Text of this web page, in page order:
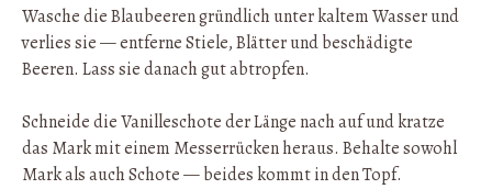
Wasche die Blaubeeren gründlich unter kaltem Wasser und
verlies sie — entferne Stiele, Blätter und beschädigte
Beeren. Lass sie danach gut abtropfen.
Schneide die Vanilleschote der Länge nach auf und kratze
das Mark mit einem Messerrücken heraus. Behalte sowohl
Mark als auch Schote — beides kommt in den Topf.